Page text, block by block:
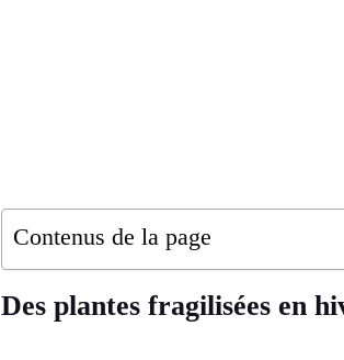
Contenus de la page
Des plantes fragilisées en